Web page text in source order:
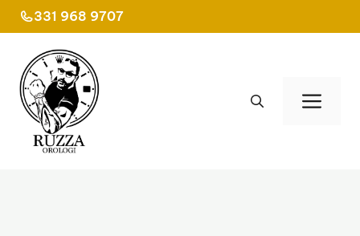
al
contenuto
331 968 9707